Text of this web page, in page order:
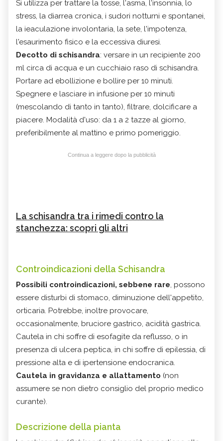
Si utilizza per trattare la tosse, l'asma, l'insonnia, lo
stress, la diarrea cronica, i sudori notturni e spontanei,
la ieaculazione involontaria, la sete, l'impotenza,
l'esaurimento fisico e la eccessiva diuresi.
Decotto di schisandra: versare in un recipiente 200
ml circa di acqua e un cucchiaio raso di schisandra.
Portare ad ebollizione e bollire per 10 minuti.
Spegnere e lasciare in infusione per 10 minuti
(mescolando di tanto in tanto), filtrare, dolcificare a
piacere. Modalità d'uso: da 1 a 2 tazze al giorno,
preferibilmente al mattino e primo pomeriggio.
Continua a leggere dopo la pubblicità
La schisandra tra i rimedi contro la
stanchezza: scopri gli altri
Controindicazioni della Schisandra
Possibili controindicazioni, sebbene rare, possono
essere disturbi di stomaco, diminuzione dell'appetito,
orticaria. Potrebbe, inoltre provocare,
occasionalmente, bruciore gastrico, acidità gastrica.
Cautela in chi soffre di esofagite da reflusso, o in
presenza di ulcera peptica, in chi soffre di epilessia, di
pressione alta e di ipertensione endocranica.
Cautela in gravidanza e allattamento (non
assumere se non dietro consiglio del proprio medico
curante).
Descrizione della pianta